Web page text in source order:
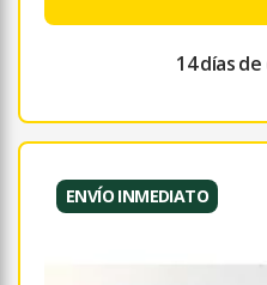
14 días
ENVÍO INMEDIATO